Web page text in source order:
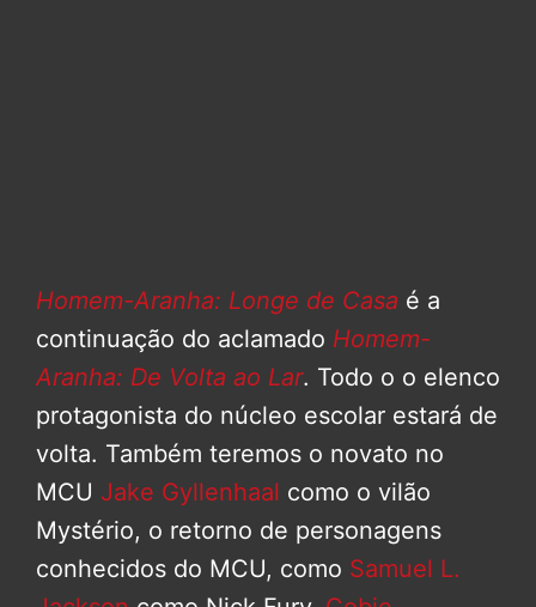
Homem-Aranha: Longe de Casa é a
continuação do aclamado Homem-
Aranha: De Volta ao Lar. Todo o o elenco
protagonista do núcleo escolar estará de
volta. Também teremos o novato no
MCU Jake Gyllenhaal como o vilão
Mystério, o retorno de personagens
conhecidos do MCU, como Samuel L.